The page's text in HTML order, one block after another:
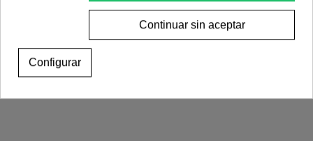
14,25 € 12,95 €
Ver más
Continuar sin aceptar
Configurar